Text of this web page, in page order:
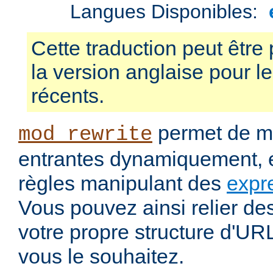
Langues Disponibles:
Cette traduction peut être
la version anglaise pour
récents.
mod_rewrite permet de
entrantes dynamiquement,
règles manipulant des
Vous pouvez ainsi relier
votre propre structure
vous le souhaitez.